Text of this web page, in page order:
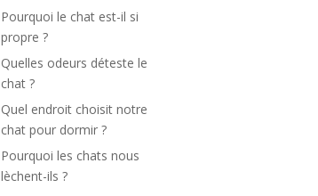
Pourquoi le chat est-il si
propre ?
Quelles odeurs déteste le
chat ?
Quel endroit choisit notre
chat pour dormir ?
Pourquoi les chats nous
lèchent-ils ?